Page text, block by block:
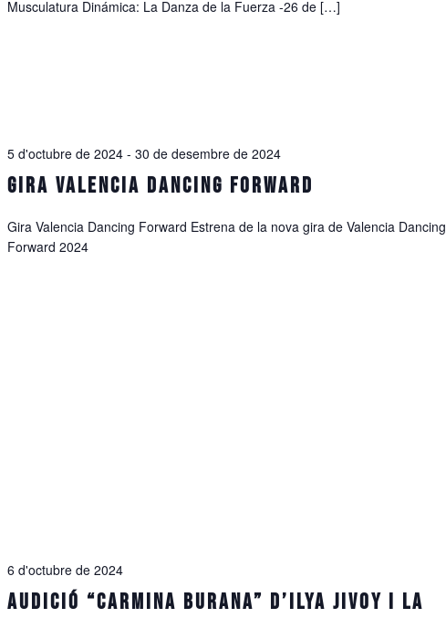
Musculatura Dinámica: La Danza de la Fuerza -26 de […]
5 d'octubre de 2024 -30 de desembre de 2024
Gira Valencia Dancing Forward
Gira Valencia Dancing Forward Estrena de la nova gira de Valencia Dancing
Forward 2024
6 d'octubre de 2024
Audició “Carmina Burana” d’Ilya Jivoy i la